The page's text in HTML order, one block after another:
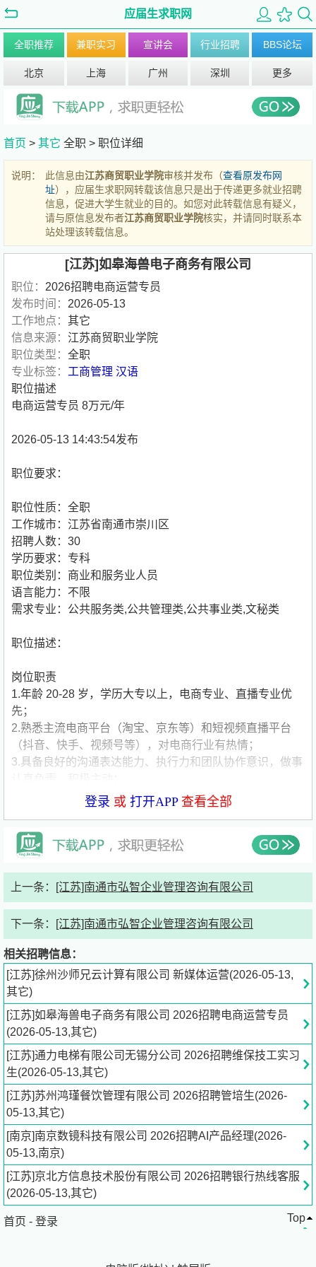
应届生求职网
全职推荐 兼职实习 宣讲会 行业招聘 BBS论坛
北京 上海 广州 深圳 更多
首页 > 其它 全职 > 职位详细
说明： 此信息由江苏商贸职业学院审核并发布（查看原发布网
址），应届生求职网转载该信息只是出于传递更多就业招聘
信息，促进大学生就业的目的。如您对此转载信息有疑义，
请与原信息发布者江苏商贸职业学院核实，并请同时联系本
站处理该转载信息。
[江苏]如皋海兽电子商务有限公司
职位： 2026招聘电商运营专员
发布时间： 2026-05-13
工作地点： 其它
信息来源： 江苏商贸职业学院
职位类型： 全职
专业标签： 工商管理 汉语
职位描述
电商运营专员 8万元/年
2026-05-13 14:43:54发布
职位要求：
职位性质：全职
工作城市：江苏省南通市崇川区
招聘人数：30
学历要求：专科
职位类别：商业和服务业人员
语言能力：不限
需求专业：公共服务类,公共管理类,公共事业类,文秘类
职位描述：
岗位职责
1.年龄 20-28 岁，学历大专以上，电商专业、直播专业优
先；
2.熟悉主流电商平台（淘宝、京东等）和短视频直播平台
（抖音、快手、视频号等），对电商行业有热情；
3.具备良好的沟通表达能力、执行力和团队协作意识，做事
4.能适应指定班次工作时间，有较强的抗压能力和学习能
任职资格
1.年龄 20-28 岁，学历大专以上，电商专业、直播专业优
2.熟悉主流电商平台（淘宝、京东等）和短视频直播平台
认真负责、积极主动；
4.能适应指定班次工作时间，有较强的抗压能力和学习能
力，愿意与公司共同成长。
薪资福利
薪资待遇：
1.基础底薪2500元 + 200全勤 +300饭补 + 高额业绩提成 +
月度奖金，综合薪资 5000+元，上不封顶，能力越强薪资
越高。
2.福利待遇丰富：节日福利、定期团建、带薪培训、全勤奖
等，福利体系完善，关怀落到实处。设两大灵活班次，可自
主选择，单休制
1.白班：9:00-18:00
2.晚班：14:30-22:30
联系方式：
联系人：龚**
简历接收邮箱：2*********@
登录 或 打开APP查看全部
上一条： [江苏]南通市弘智企业管理咨询有限公司
下一条： [江苏]南通市弘智企业管理咨询有限公司
相关招聘信息：
[江苏]徐州沙师兄云计算有限公司 新媒体运营(2026-05-13,
其它)
[江苏]如皋海兽电子商务有限公司 2026招聘电商运营专员
(2026-05-13,其它)
[江苏]通力电梯有限公司无锡分公司 2026招聘维保技工实习
生(2026-05-13,其它)
[江苏]苏州鸿瑾餐饮管理有限公司 2026招聘管培生(2026-
05-13,其它)
[南京]南京数镜科技有限公司 2026招聘AI产品经理(2026-
05-13,南京)
[江苏]京北方信息技术股份有限公司 2026招聘银行热线客服
(2026-05-13,其它)
首页 - 登录 Top